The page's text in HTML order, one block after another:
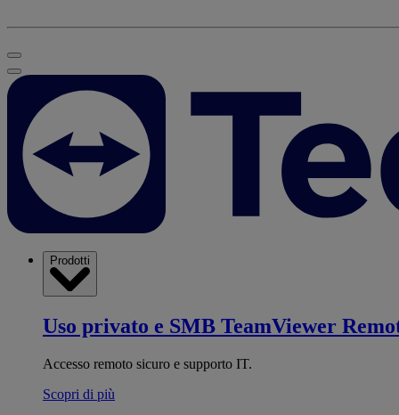
Prodotti
Uso privato e SMB TeamViewer
Accesso remoto sicuro e supporto IT.
Scopri di più